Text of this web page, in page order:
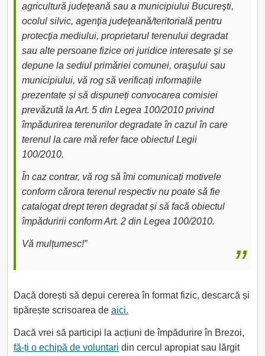
agricultură judeţeană sau a municipiului Bucureşti,
ocolul silvic, agenţia judeţeană/teritorială pentru
protecţia mediului, proprietarul terenului degradat
sau alte persoane fizice ori juridice interesate şi se
depune la sediul primăriei comunei, oraşului sau
municipiului, vă rog să verificați informațiile
prezentate și să dispuneți convocarea comisiei
prevăzută la Art. 5 din Legea 100/2010 privind
împădurirea terenurilor degradate în cazul în care
terenul la care mă refer face obiectul Legii
100/2010.
În caz contrar, vă rog să îmi comunicați motivele
conform cărora terenul respectiv nu poate să fie
catalogat drept teren degradat și să facă obiectul
împăduririi conform Art. 2 din Legea 100/2010.
Vă mulțumesc!”
Dacă dorești să depui cererea în format fizic, descarcă și
tipărește scrisoarea de aici.
Dacă vrei să participi la acțiuni de împădurire în Brezoi,
fă-ți o echipă de voluntari din cercul apropiat sau lărgit